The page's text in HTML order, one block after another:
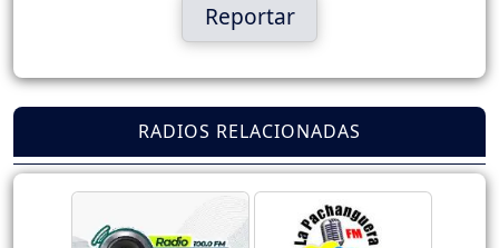
Reportar
RADIOS RELACIONADAS